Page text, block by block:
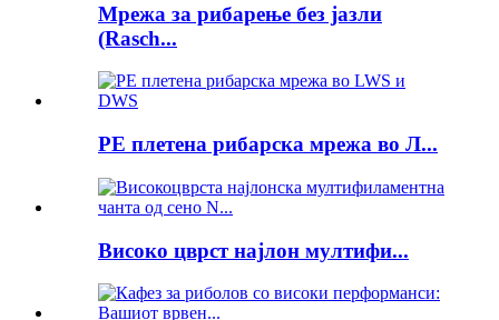
Мрежа за рибарење без јазли
(Rasch...
PE плетена рибарска мрежа во Л...
Високо цврст најлон мултифи...